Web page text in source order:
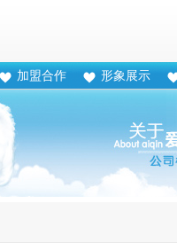
加盟合作 形象展示